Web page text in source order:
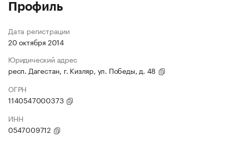
Профиль
Дата регистрации
20 октября 2014
Юридический адрес
респ. Дагестан, г. Кизляр, ул. Победы, д. 48
ОГРН
1140547000373
ИНН
0547009712